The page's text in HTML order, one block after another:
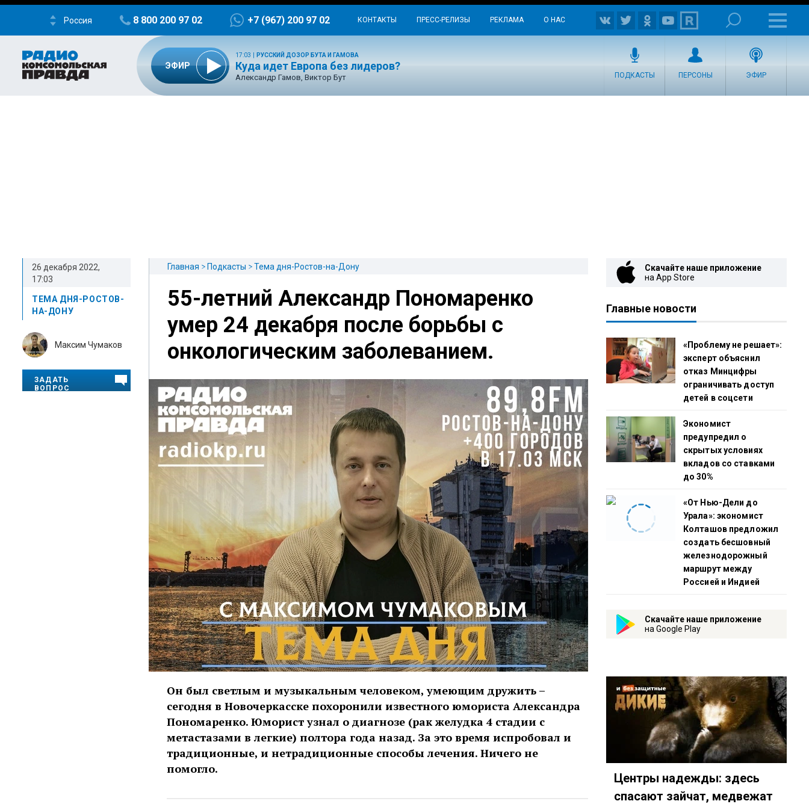
Россия 8 800 200 97 02 +7 (967) 200 97 02 КОНТАКТЫ ПРЕСС-РЕЛИЗЫ РЕКЛАМА О НАС
ЭФИР
17:03 РУССКИЙ ДОЗОР БУТА И ГАМОВА
Куда идет Европа без лидеров?
Александр Гамов, Виктор Бут ПОДКАСТЫ ПЕРСОНЫ ЭФИР
Главная Подкасты Тема дня-Ростов-на-Дону
55-летний Александр Пономаренко
умер 24 декабря после борьбы с
онкологическим заболеванием.
Он был светлым и музыкальным человеком, умеющим дружить –
сегодня в Новочеркасске похоронили известного юмориста Александра
Пономаренко. Юморист узнал о диагнозе (рак желудка 4 стадии с
метастазами в легкие) полтора года назад. За это время испробовал и
традиционные, и нетрадиционные способы лечения. Ничего не
помогло.
26 декабря 2022,
17:03
ТЕМА ДНЯ-РОСТОВ-
НА-ДОНУ
Максим Чумаков
ЗАДАТЬ
ВОПРОС
Скачайте наше приложение
на App Store
Главные новости
«Проблему не решает»:
эксперт объяснил
отказ Минцифры
ограничивать доступ
детей в соцсети
Экономист
предупредил о
скрытых условиях
вкладов со ставками
до 30%
«От Нью-Дели до
Урала»: экономист
Колташов предложил
создать бесшовный
железнодорожный
маршрут между
Россией и Индией
Скачайте наше приложение
на Google Play
Центры надежды: здесь
спасают зайчат, медвежат